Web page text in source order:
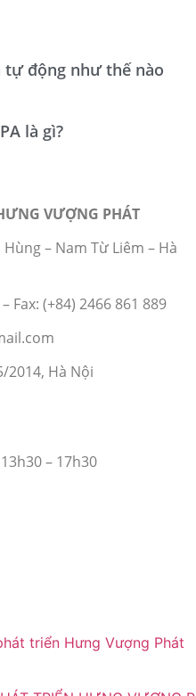
động như thế nào
là gì?
VƯỢNG PHÁT
– Nam Từ Liêm – Hà
Fax: (+84) 2466 861 889
2014, Hà Nội
– 17h30